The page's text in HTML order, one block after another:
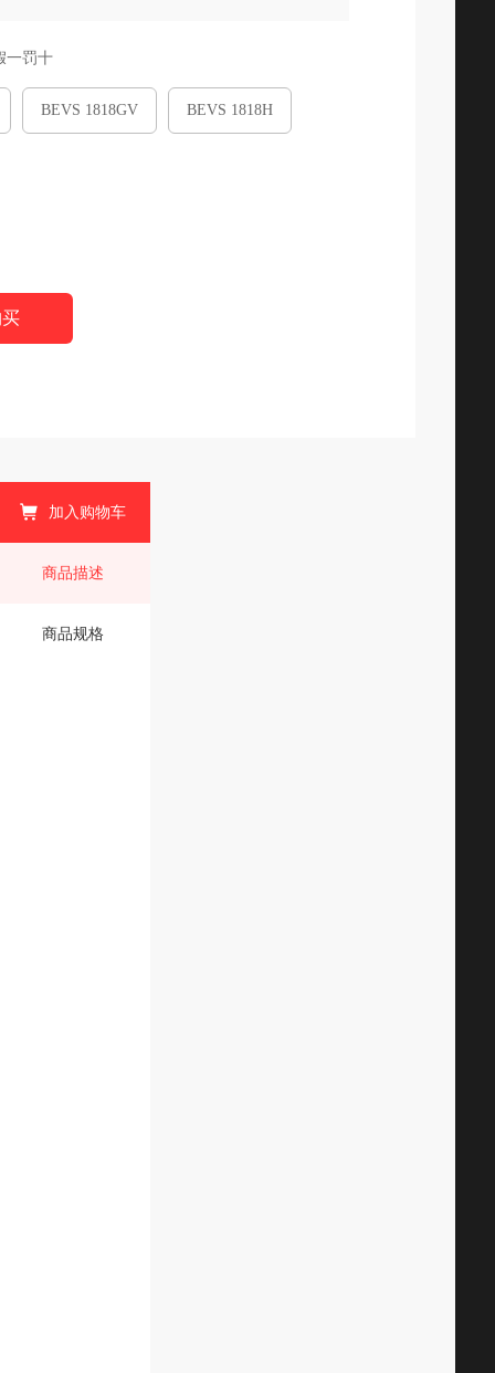
一罚十
BEVS 1818GV BEVS 1818H
加入购物车
商品描述
商品规格